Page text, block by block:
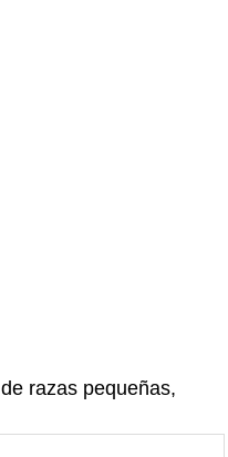
de razas pequeñas,